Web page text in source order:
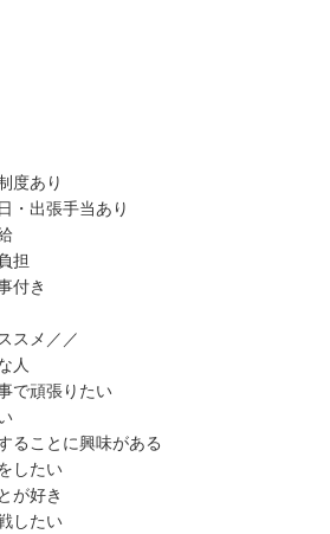
度あり
・出張手当あり
担
付き
スメ／／
人
で頑張りたい
ることに興味がある
したい
が好き
したい